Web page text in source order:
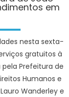
em
nesta sexta-
gratuitos à
Prefeitura de
Humanos e
Wanderley e